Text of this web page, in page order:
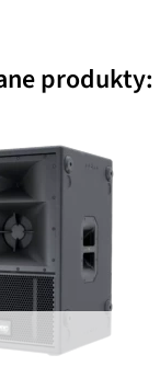
produkty:
ES2.5